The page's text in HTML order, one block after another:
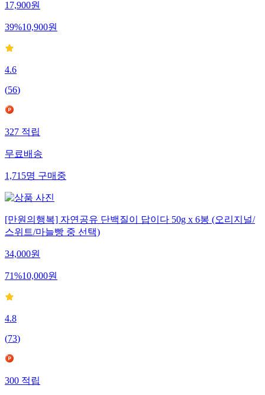
17,900원
39%10,900원
4.6
(56)
327적립
무료배송
1,715명구매중
[만원의행복] 자연공유 단백질이 답이다 50g x 6봉 (오리지널/
스위트/마늘빵 중 선택)
34,000원
71%10,000원
4.8
(73)
300적립